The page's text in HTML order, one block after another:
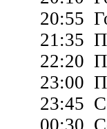
20:55
21:35
22:20
23:00
23:45
00:30